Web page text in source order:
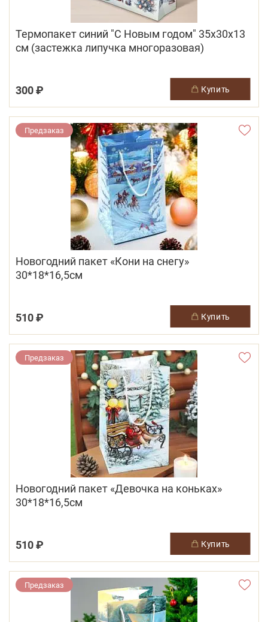
Термопакет синий "С Новым годом" 35х30х13
см (застежка липучка многоразовая)
300 ₽ купить
Предзаказ
Новогодний пакет «Кони на снегу»
30*18*16,5см
510 ₽ купить
Предзаказ
Новогодний пакет «Девочка на коньках»
30*18*16,5см
510 ₽ купить
Предзаказ